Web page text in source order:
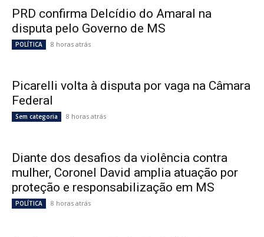
PRD confirma Delcídio do Amaral na
disputa pelo Governo de MS
POLÍTICA 8 horas atrás
Picarelli volta à disputa por vaga na Câmara
Federal
Sem categoria 8 horas atrás
Diante dos desafios da violência contra
mulher, Coronel David amplia atuação por
proteção e responsabilização em MS
POLÍTICA 8 horas atrás